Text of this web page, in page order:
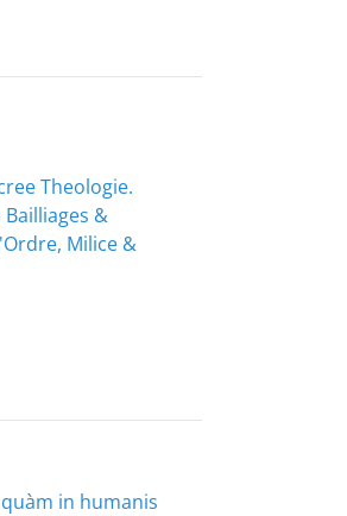
Theologie.
&
Milice &
in humanis